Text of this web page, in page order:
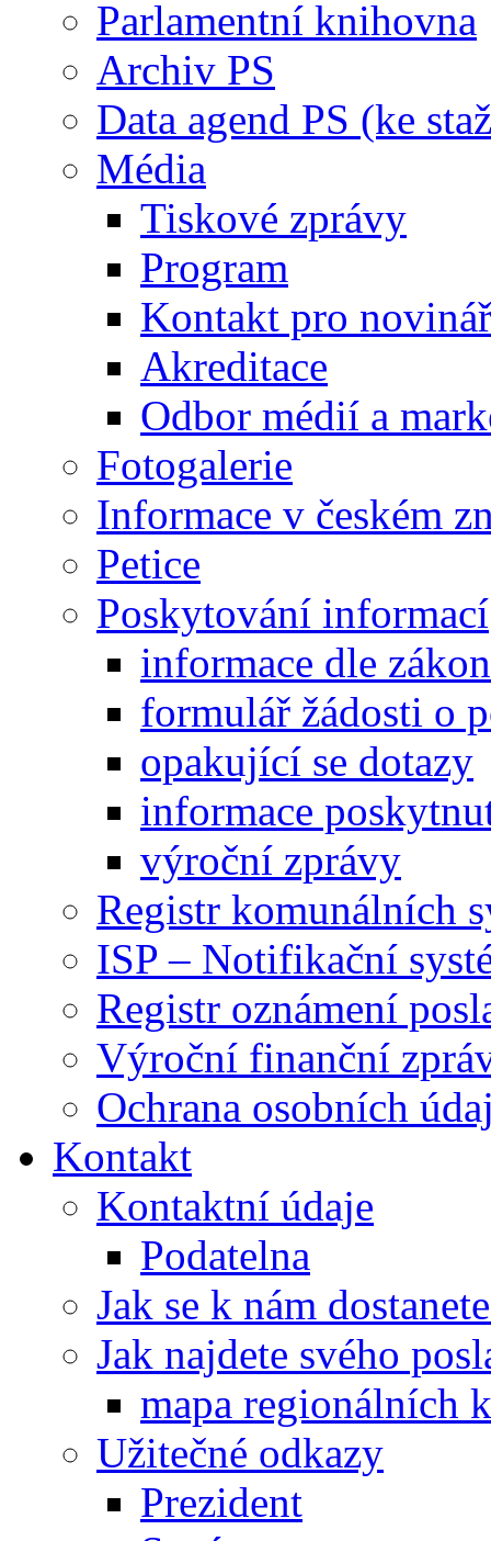
Parlamentní knihovna
Archiv PS
Data agend PS (ke
Média
Tiskové zprávy
Program
Kontakt pro
Akreditace
Odbor médií a
Fotogalerie
Informace v českém
Petice
Poskytování informací
informace dle
formulář žádosti o
opakující se dotazy
informace
výroční zprávy
Registr komunálních
ISP – Notifikační
Registr oznámení
Výroční finanční
Ochrana osobních
Kontakt
Kontaktní údaje
Podatelna
Jak se k nám
Jak najdete svého
mapa regionálních
Užitečné odkazy
Prezident